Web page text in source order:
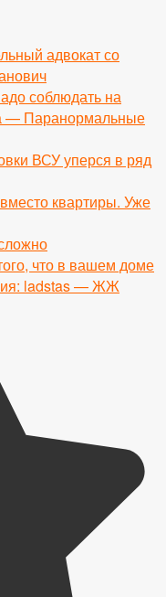
адвокат со
соблюдать на
— Паранормальные
ВСУ уперся в ряд
квартиры. Уже
что в вашем доме
ladstas — ЖЖ